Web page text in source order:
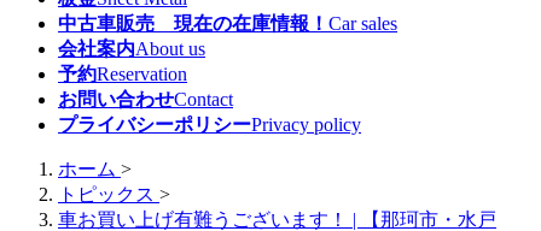
中古車販売 現在の在庫情報！ Car sales
会社案内About us
予約Reservation
お問い合わせContact
プライバシーポリシーPrivacy policy
ホーム >
トピックス >
車お買い上げ有難うございます！ | 【那珂市・水戸